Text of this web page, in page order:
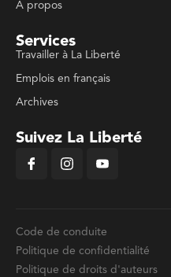
À propos
Services
Travailler à La Liberté
Emplois en français
Archives
Suivez La Liberté
Code de conduite
Politique de confidentialité
Politique de droits d'auteurs